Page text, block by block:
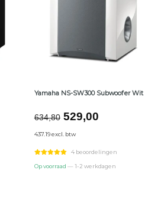
Yamaha NS-SW300 Subwoofer Wit
634,80 Oorspronkelijke
was:
€634,80.
529,00Huidige
€529,00.
437.19 excl. btw
4 beoordelingen
Op voorraad — 1-2 werkdagen